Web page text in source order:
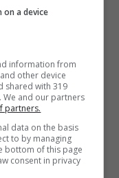
breve (fonte twitter)
insegna,
Light 2
per il 18
a device
information from
other device
shared with 319
We and our partners
partners.
data on the basis
to by managing
bottom of this page
consent in privacy